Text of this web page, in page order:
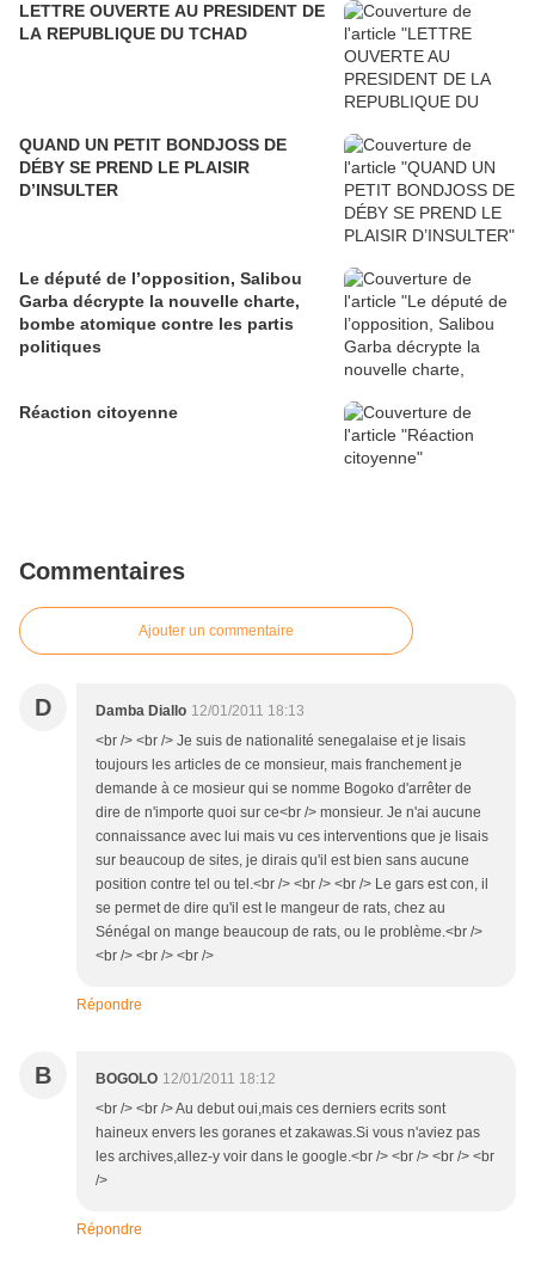
LETTRE OUVERTE AU PRESIDENT DE
LA REPUBLIQUE DU TCHAD
QUAND UN PETIT BONDJOSS DE
DÉBY SE PREND LE PLAISIR
D’INSULTER
Le député de l’opposition, Salibou
Garba décrypte la nouvelle charte,
bombe atomique contre les partis
politiques
Réaction citoyenne
Commentaires
Ajouter un commentaire
D Damba Diallo 12/01/2011 18:13
<br /> <br /> Je suis de nationalité senegalaise et je lisais
toujours les articles de ce monsieur, mais franchement je
demande à ce mosieur qui se nomme Bogoko d'arrêter de
dire de n'importe quoi sur ce<br /> monsieur. Je n'ai aucune
connaissance avec lui mais vu ces interventions que je lisais
sur beaucoup de sites, je dirais qu'il est bien sans aucune
position contre tel ou tel.<br /> <br /> <br /> Le gars est con, il
se permet de dire qu'il est le mangeur de rats, chez au
Sénégal on mange beaucoup de rats, ou le problème.<br />
<br /> <br /> <br />
Répondre
B BOGOLO 12/01/2011 18:12
<br /> <br /> Au debut oui,mais ces derniers ecrits sont
haineux envers les goranes et zakawas.Si vous n'aviez pas
les archives,allez-y voir dans le google.<br /> <br /> <br /> <br
/>
Répondre